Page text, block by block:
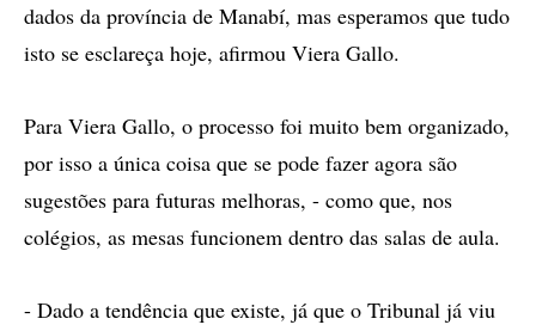
dados da província de Manabí, mas esperamos que tudo
isto se esclareça hoje, afirmou Viera Gallo.
Para Viera Gallo, o processo foi muito bem organizado,
por isso a única coisa que se pode fazer agora são
sugestões para futuras melhoras, - como que, nos
colégios, as mesas funcionem dentro das salas de aula.
- Dado a tendência que existe, já que o Tribunal já viu